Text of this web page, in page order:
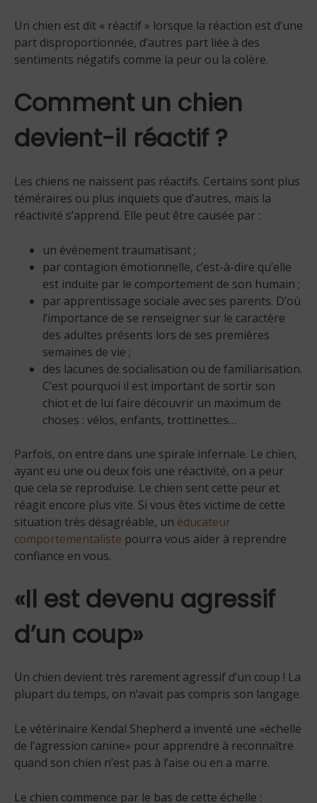
Un chien est dit « réactif » lorsque la réaction est d’une
part disproportionnée, d’autres part liée à des
sentiments négatifs comme la peur ou la colère.
Comment un chien
devient-il réactif ?
Les chiens ne naissent pas réactifs. Certains sont plus
téméraires ou plus inquiets que d’autres, mais la
réactivité s’apprend. Elle peut être causée par :
un événement traumatisant ;
par contagion émotionnelle, c’est-à-dire qu’elle
est induite par le comportement de son humain ;
par apprentissage sociale avec ses parents. D’où
l’importance de se renseigner sur le caractère
des adultes présents lors de ses premières
semaines de vie ;
des lacunes de socialisation ou de familiarisation.
C’est pourquoi il est important de sortir son
chiot et de lui faire découvrir un maximum de
choses : vélos, enfants, trottinettes…
Parfois, on entre dans une spirale infernale. Le chien,
ayant eu une ou deux fois une réactivité, on a peur
que cela se reproduise. Le chien sent cette peur et
réagit encore plus vite. Si vous êtes victime de cette
situation très désagréable, un éducateur
comportementaliste pourra vous aider à reprendre
confiance en vous.
«Il est devenu agressif
d’un coup»
Un chien devient très rarement agressif d’un coup ! La
plupart du temps, on n’avait pas compris son langage.
Le vétérinaire Kendal Shepherd a inventé une «échelle
de l’agression canine» pour apprendre à reconnaître
quand son chien n’est pas à l’aise ou en a marre.
Le chien commence par le bas de cette échelle :